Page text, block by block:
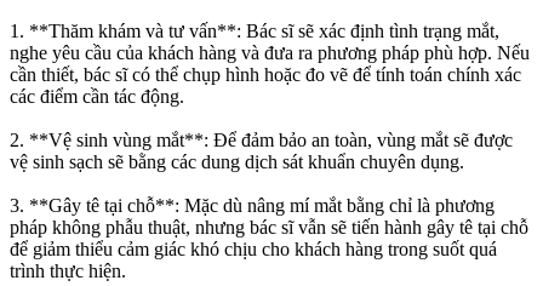
1. **Thăm khám và tư vấn**: Bác sĩ sẽ xác định tình trạng mắt,
nghe yêu cầu của khách hàng và đưa ra phương pháp phù hợp. Nếu
cần thiết, bác sĩ có thể chụp hình hoặc đo vẽ để tính toán chính xác
các điểm cần tác động.
2. **Vệ sinh vùng mắt**: Để đảm bảo an toàn, vùng mắt sẽ được
vệ sinh sạch sẽ bằng các dung dịch sát khuẩn chuyên dụng.
3. **Gây tê tại chỗ**: Mặc dù nâng mí mắt bằng chỉ là phương
pháp không phẫu thuật, nhưng bác sĩ vẫn sẽ tiến hành gây tê tại chỗ
để giảm thiểu cảm giác khó chịu cho khách hàng trong suốt quá
trình thực hiện.